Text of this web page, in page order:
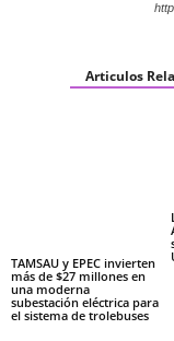
Articulos
TAMSAU y EPEC invierten
más de $27 millones en
una moderna
subestación eléctrica para
el sistema de trolebuses